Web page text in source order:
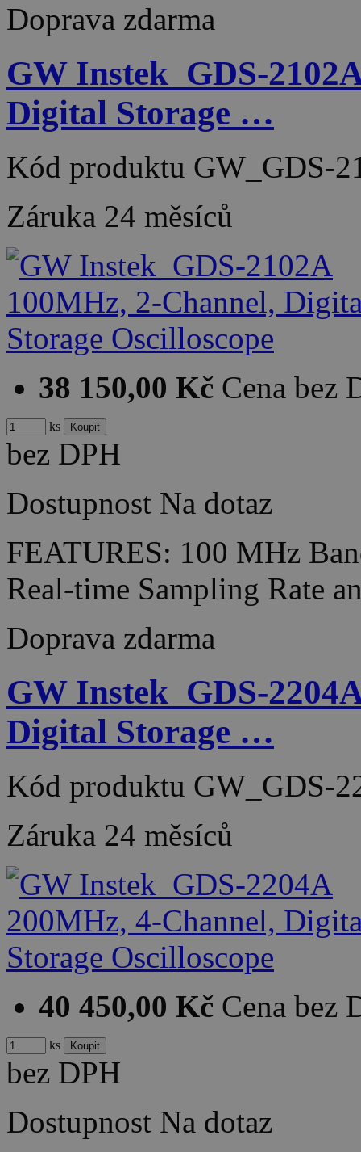
Doprava zdarma
GW Instek_GDS-
Digital Storage …
Kód produktu GW_GDS-
Záruka 24 měsíců
38 150,00 Kč Cena bez
ks
bez DPH
Dostupnost Na dotaz
FEATURES: 100 MHz
Real-time Sampling Rate
Doprava zdarma
GW Instek_GDS-
Digital Storage …
Kód produktu GW_GDS-
Záruka 24 měsíců
40 450,00 Kč Cena bez
ks
bez DPH
Dostupnost Na dotaz